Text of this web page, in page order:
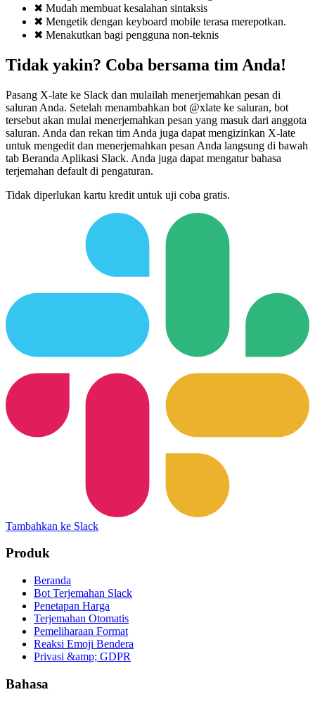
✖ Mudah membuat kesalahan sintaksis
✖ Mengetik dengan keyboard mobile terasa merepotkan.
✖ Menakutkan bagi pengguna non-teknis
Tidak yakin? Coba bersama tim Anda!
Pasang X-late ke Slack dan mulailah menerjemahkan pesan di
saluran Anda. Setelah menambahkan bot @xlate ke saluran, bot
tersebut akan mulai menerjemahkan pesan yang masuk dari anggota
saluran. Anda dan rekan tim Anda juga dapat mengizinkan X-late
untuk mengedit dan menerjemahkan pesan Anda langsung di bawah
tab Beranda Aplikasi Slack. Anda juga dapat mengatur bahasa
terjemahan default di pengaturan.
Tidak diperlukan kartu kredit untuk uji coba gratis.
Tambahkan ke Slack
Produk
Beranda
Bot Terjemahan Slack
Penetapan Harga
Terjemahan Otomatis
Pemeliharaan Format
Reaksi Emoji Bendera
Privasi &amp; GDPR
Bahasa